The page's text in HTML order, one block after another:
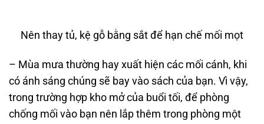
Nên thay tủ, kệ gỗ bằng sắt để hạn chế mối mọt
– Mùa mưa thường hay xuất hiện các mối cánh, khi
có ánh sáng chúng sẽ bay vào sách của bạn. Vì vậy,
trong trường hợp kho mở của buổi tối, để phòng
chống mối vào bạn nên lắp thêm trong phòng một